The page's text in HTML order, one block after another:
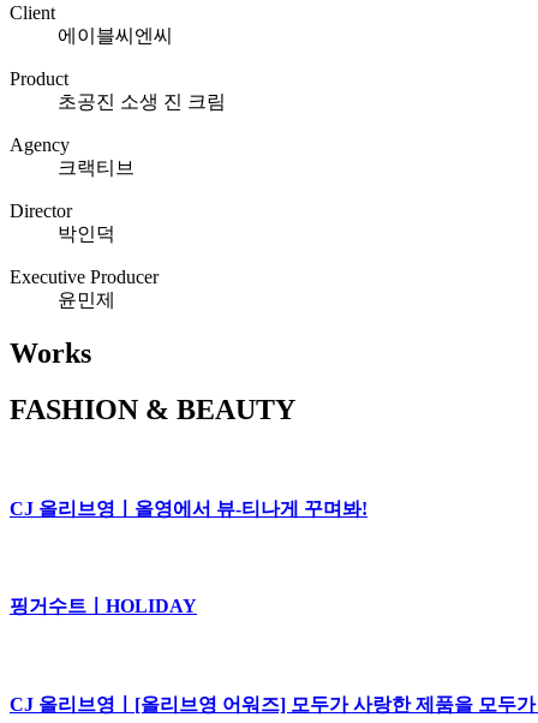
Client
에이블씨엔씨
Product
초공진 소생 진 크림
Agency
크랙티브
Director
박인덕
Executive Producer
윤민제
Works
FASHION & BEAUTY
CJ 올리브영ㅣ올영에서 뷰-티나게 꾸며봐!
핑거수트ㅣHOLIDAY
CJ 올리브영ㅣ[올리브영 어워즈] 모두가 사랑한 제품을 모두